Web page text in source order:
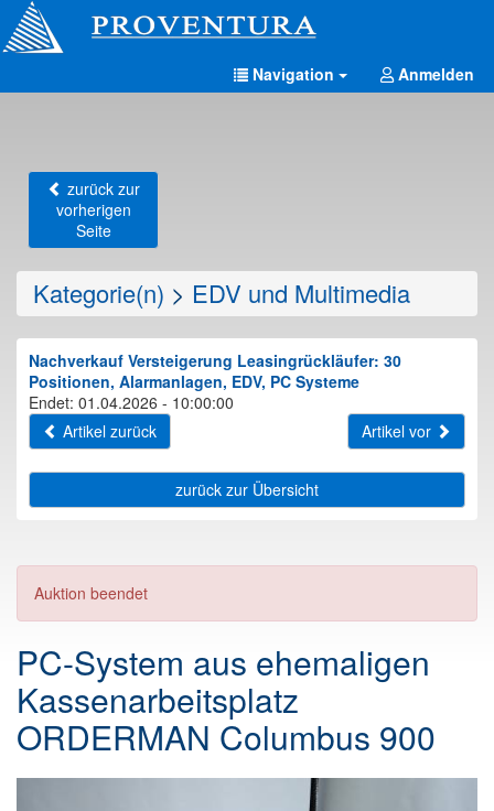
Navigation Anmelden
zurück zur
vorherigen
Seite
Kategorie(n) > EDV und Multimedia
Nachverkauf Versteigerung Leasingrückläufer: 30
Positionen, Alarmanlagen, EDV, PC Systeme
Endet: 01.04.2026 - 10:00:00
Artikel zurück
Artikel vor
zurück zur Übersicht
Auktion beendet
PC-System aus ehemaligen
Kassenarbeitsplatz
ORDERMAN Columbus 900